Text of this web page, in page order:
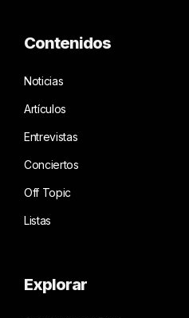
Contenidos
Noticias
Artículos
Entrevistas
Conciertos
Off Topic
Listas
Explorar